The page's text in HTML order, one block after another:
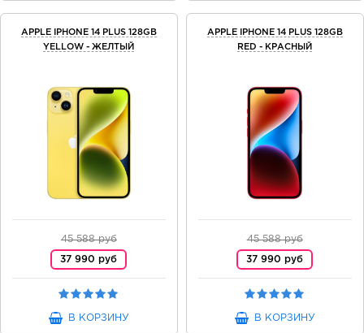
APPLE IPHONE 14 PLUS 128GB
YELLOW - ЖЕЛТЫЙ
45 588 руб
37 990 руб
В КОРЗИНУ
APPLE IPHONE 14 PLUS 128GB
RED - КРАСНЫЙ
45 588 руб
37 990 руб
В КОРЗИНУ